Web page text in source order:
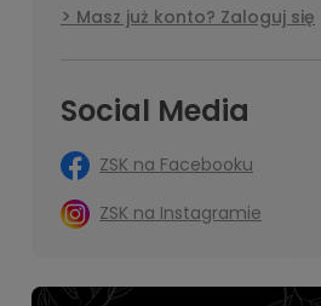
Masz już konto? Zaloguj się
Social Media
ZSK na Facebooku
ZSK na Instagramie